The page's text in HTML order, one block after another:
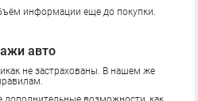
информации еще до покупки.
авто
не застрахованы. В нашем же